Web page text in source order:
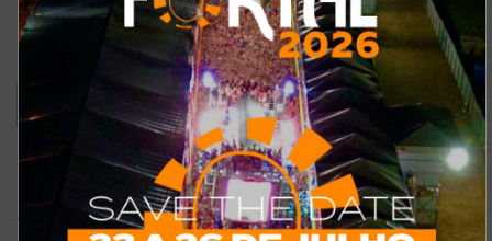
Ruim
Pode ser melhorado
Sem comentários
Ver resultados
Arquivo de enquete